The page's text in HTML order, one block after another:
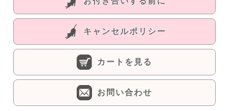
キャンセルポリシー
カートを見る
お問い合わせ